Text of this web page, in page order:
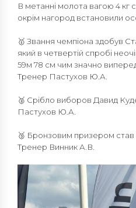
В метанні молота вагою 4 кг
окрім нагород встановили
🥇 Звання чемпіона здобув
який в четвертій спробі
59м 78 см чим значно
Тренер Пастухов Ю.А.
🥈 Срібло виборов Давид
Пастухов Ю.А.
🥉 Бронзовим призером став
Тренер Винник А.В.